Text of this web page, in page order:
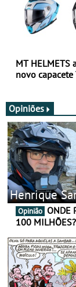
MT HELMETS
novo capacete
Opiniões
Henrique
Opinião
100 MILHÕES?